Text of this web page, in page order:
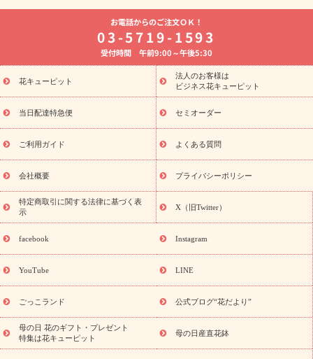
よく贈られる花
お祝いの花特集
誕生日フラワーギフト特集
8月の誕生花(トルコキキョウ)
開店・開業祝い
お供え・お悔やみ お供え・お悔やみの花
通夜・葬儀に贈る花 胡蝶蘭・花鉢
ーブドフラワー
季節のイベント
ひまわり ギフト・プレゼント
特集
お盆 花（新盆・初盆） 季節のイベント
お盆 花（新
盆・初盆）
お盆 花（新盆・初盆）
お盆・お供え 花とセットギ
フト
お盆・お供え プリザーブドフラワー
ひまわり ギフト・プ
レゼント特集
夏の花贈り・お中元・暑中見舞い 花のギフト特集
敬老の日におくる花ギフト・プレゼント特集
花ギフト・プレゼント特集
敬老の日 花のおすすめランキング
敬
老の日 花鉢植えのギフト・プレゼント特集
敬老の日 花とセットギ
フト・プレゼント特集
敬老の日の花 全てのギフト一覧
キャン
ペーン
映画『ウォーターガーディアンズ』コラボキャンペーン
「きょう誕生日なんです」キャンペーン
誕生日の花を探す
誕生日フラワーギフト 誕生日フラワーギフト特集
(トルコキキョウ)
9月の誕生花(リンドウ)
ら探す
お祝いの花特集 当日配達特急便 お祝い商品一覧
念日
結婚祝い 出産祝い 退院祝い・快気祝い
寿祝い
プチギフト ペットのお祝いフラワー
お電話からのご注文ＯＫ！
03-5719-1593
受付時間 午前9:00～午後5:30
花キューピット
法人のお客様は
ビジネス花キューピット
当日配達特急便 セミオーダー
ご利用ガイド よくある質問
会社概要 プライバシーポリシー
特定商取引に関する法律に基づく表
示
X（旧Twitter）
facebook Instagram
YouTube LINE
ごっこランド 公式ブログ“花だより”
母の日 花のギフト・プレゼント
特集は花キューピット
母の日産直花鉢